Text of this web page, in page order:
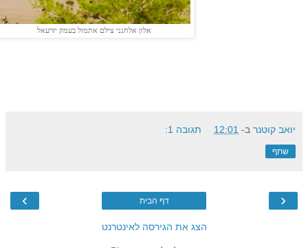
אלון אלחנני צילם אתמול בעמק יזרעאל
יואב קוטנר ב- 12:01 תגובה 1:
שתף
‹
› דף הבית
הצג את הגירסה לאינטרנט